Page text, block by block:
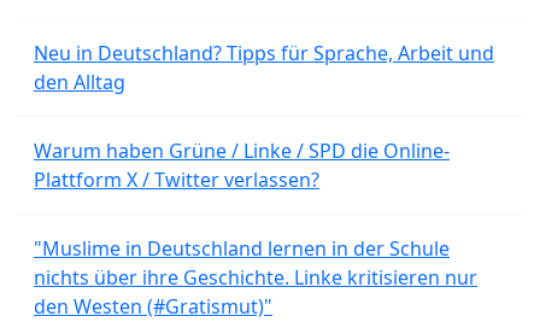
Neu in Deutschland? Tipps für Sprache, Arbeit und
den Alltag
Warum haben Grüne / Linke / SPD die Online-
Plattform X / Twitter verlassen?
"Muslime in Deutschland lernen in der Schule
nichts über ihre Geschichte. Linke kritisieren nur
den Westen (#Gratismut)"